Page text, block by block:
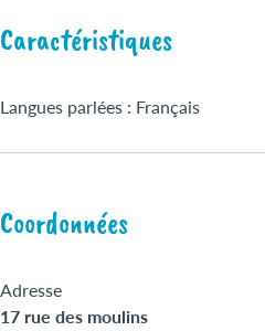
Caractéristiques
Langues parlées : Français
Coordonnées
Adresse
17 rue des moulins